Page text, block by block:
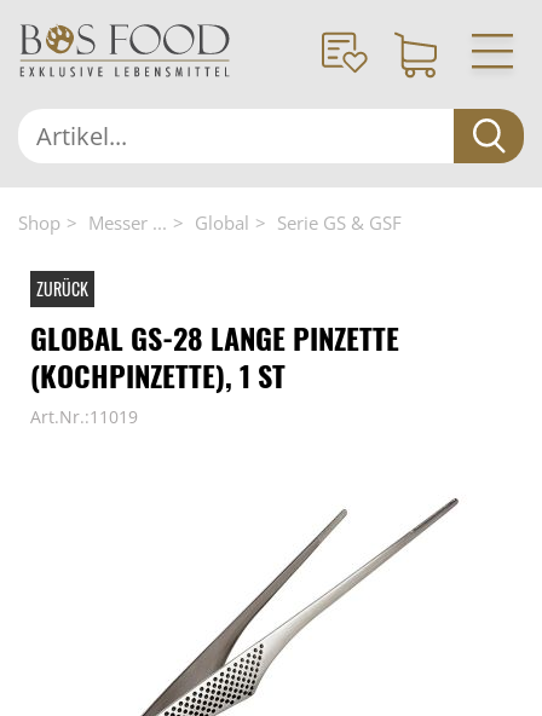
Shop Messer ... Global Serie GS & GSF
ZURÜCK
GLOBAL GS-28 LANGE PINZETTE
(KOCHPINZETTE), 1 ST
Art.Nr.:11019